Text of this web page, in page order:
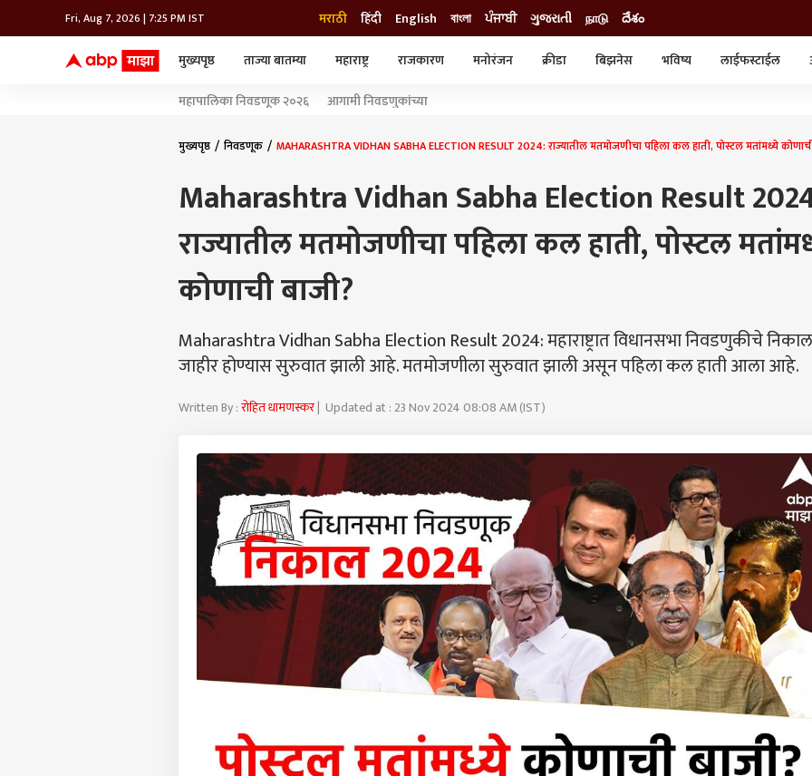
Fri, Aug 7, 2026 | 7:25 PM IST मराठी हिंदी English বাংলা ਪੰਜਾਬੀ ગુજરાતી நாடு దేశం
मुख्यपृष्ठ ताज्या बातम्या महाराष्ट्र राजकारण मनोरंजन क्रीडा बिझनेस भविष्य लाईफस्टाईल
टेलिव्हिजन ऑटो
महापालिका निवडणूक २०२६ आगामी निवडणुकांच्या
मुख्यपृष्ठ निवडणूक MAHARASHTRA VIDHAN SABHA ELECTION RESULT 2024: राज्यातील मतमोजणीचा पहिला कल हाती, पोस्टल मतांमध्ये
Maharashtra Vidhan Sabha Election Result
राज्यातील मतमोजणीचा पहिला कल हाती, पोस्टल
कोणाची बाजी?
Maharashtra Vidhan Sabha Election Result 2024: महाराष्ट्रात विधानसभा निवडणुकीचे निकाल
जाहीर होण्यास सुरुवात झाली आहे. मतमोजणीला सुरुवात झाली असून पहिला कल हाती आला आहे.
Written By :रोहित धामणस्कर| Updated at : 23 Nov 2024 08:08 AM (IST)